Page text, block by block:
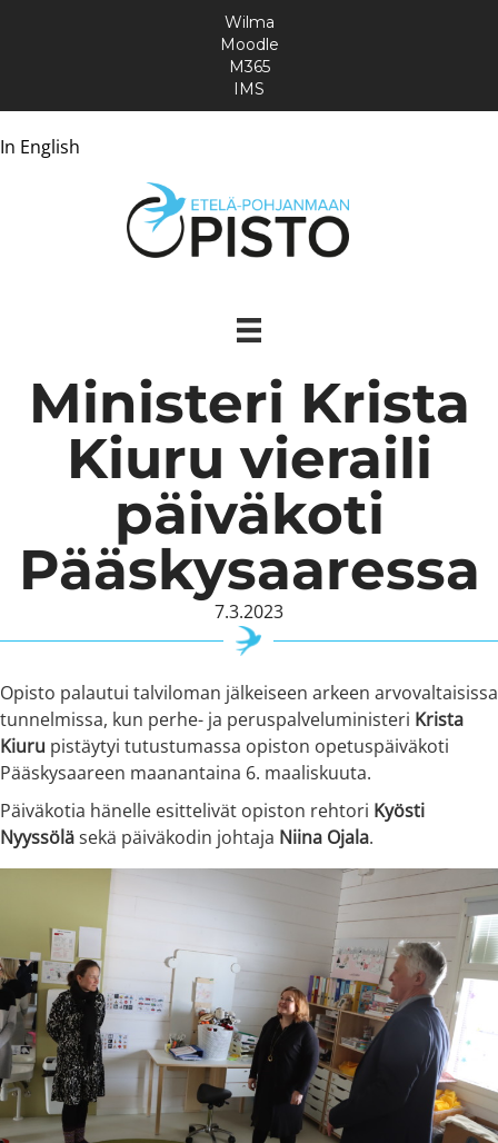
In English
Wilma
Moodle
M365
IMS
Ministeri Krista
Kiuru vieraili
päiväkoti
Pääskysaaressa
7.3.2023
Opisto palautui talviloman jälkeiseen arkeen arvovaltaisissa
tunnelmissa, kun perhe- ja peruspalveluministeri Krista
Kiuru pistäytyi tutustumassa opiston opetuspäiväkoti
Pääskysaareen maanantaina 6. maaliskuuta.
Päiväkotia hänelle esittelivät opiston rehtori Kyösti
Nyyssöläsekä päiväkodin johtaja Niina Ojala.